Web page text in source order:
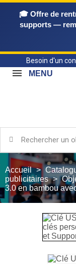
🎓 Offre de
supports —
Besoin d'un
MENU
Accueil
publicitaires
3.0 en bambou